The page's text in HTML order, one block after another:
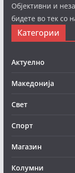
Објективни и
бидете во тек со
Категории
Актуелно
Македонија
Свет
Спорт
Магазин
Колумни